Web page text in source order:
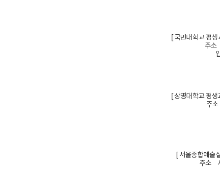
[ 국민대학교 평
주소
[ 상명대학교 평
주
[ 서울종합예
주소